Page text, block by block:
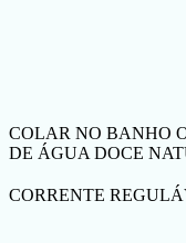
COLAR NO BANHO
DE ÁGUA DOCE
CORRENTE